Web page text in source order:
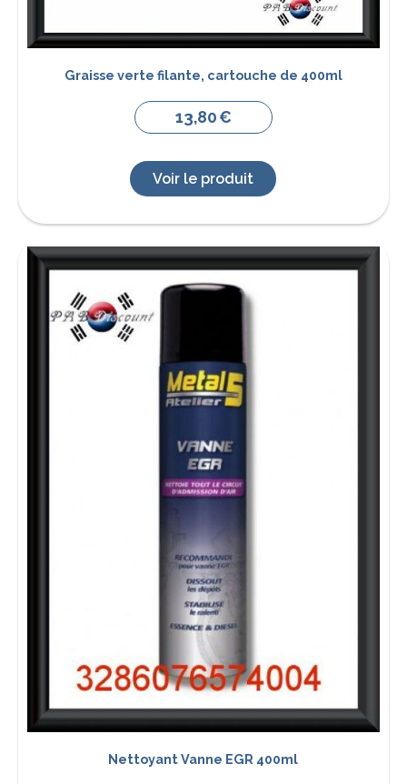
Graisse verte filante, cartouche de 400ml
13,80€
Voir le produit
Nettoyant Vanne EGR 400ml